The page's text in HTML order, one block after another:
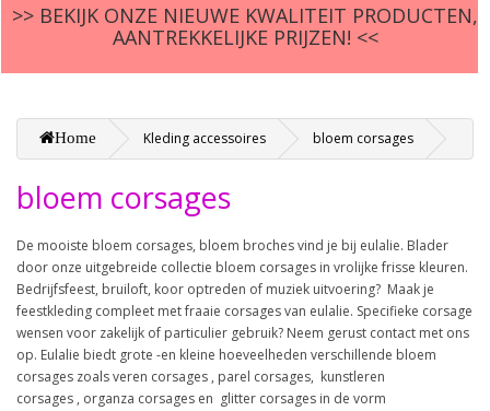
>> BEKIJK ONZE NIEUWE KWALITEIT PRODUCTEN,
AANTREKKELIJKE PRIJZEN! <<
Home Kleding accessoires bloem corsages
bloem corsages
De mooiste bloem corsages, bloem broches vind je bij eulalie. Blader
door onze uitgebreide collectie bloem corsages in vrolijke frisse kleuren.
Bedrijfsfeest, bruiloft, koor optreden of muziek uitvoering? Maak je
feestkleding compleet met fraaie corsages van eulalie. Specifieke corsage
wensen voor zakelijk of particulier gebruik? Neem gerust contact met ons
op. Eulalie biedt grote -en kleine hoeveelheden verschillende bloem
corsages zoals veren corsages , parel corsages, kunstleren
corsages , organza corsages en glitter corsages in de vorm